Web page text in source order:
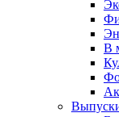
В